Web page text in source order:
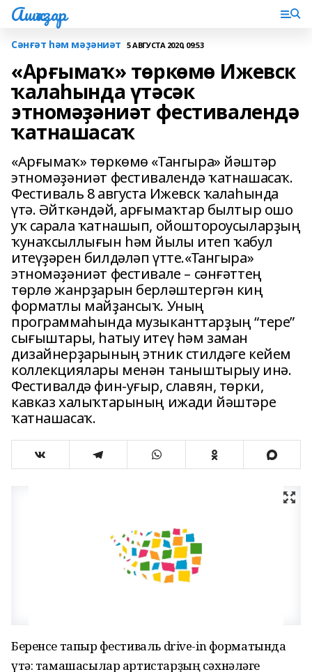
Ашҡаҙар
Сәнғәт һәм мәҙәниәт 5 АВГУСТА 2020, 09:53
«Арғымаҡ» төркөмө Ижевск
ҡалаһында үтәсәк
этномәҙәниәт фестивалендә
ҡатнашасаҡ
«Арғымаҡ» төркөмө «Тангыра» йәштәр
этномәҙәниәт фестивалендә ҡатнашасаҡ.
Фестиваль 8 августа Ижевск ҡалаһында
үтә. Әйткәндәй, арғымаҡтар былтыр ошо
уҡ сарала ҡатнашып, ойоштороусыларҙың
ҡунаҡсыллығын һәм йылы итеп ҡабул
итеүҙәрен билдәләп үтте.«Тангыра»
этномәҙәниәт фестивале – сәнғәттең
төрлө жанрҙарын берләштергән киң
форматлы майҙансыҡ. Уның
программаһында музыканттарҙың “тере”
сығыштары, һатыу итеү һәм заман
дизайнерҙарының этник стилдәге кейем
коллекциялары менән таныштырыу инә.
Фестивалдә фин-уғыр, славян, төрки,
кавказ халыҡтарының ижади йәштәре
ҡатнашасаҡ.
Беренсе тапҡыр фестиваль drive-in форматында
үтә: тамашасылар артистарҙың сәхнәләге